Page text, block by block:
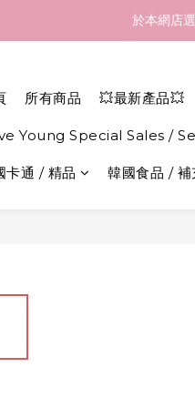
訂貨到貨資訊：於
於本網店
所有商品 💥最新產品💥
Young Special Sales /
卡通 / 精品 韓國食品 / 補